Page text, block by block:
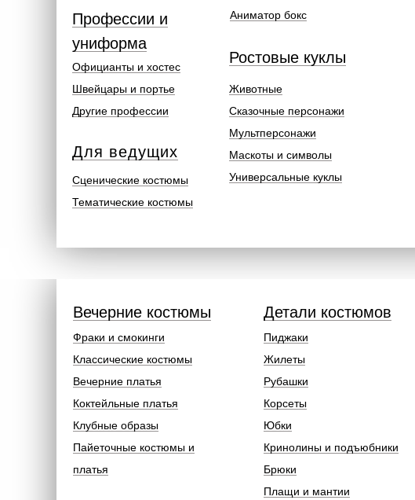
Официанты и хостес
Швейцары и портье
Другие профессии
Профессии и
униформа
Аниматор бокс
Ростовые куклы
Животные
Сказочные персонажи
Мультперсонажи
Маскоты и символы
Универсальные куклы
Сценические костюмы
Тематические костюмы
Для ведущих
Фраки и смокинги
Классические костюмы
Вечерние платья
Коктейльные платья
Клубные образы
Пайеточные костюмы и
платья
Пиджаки
Жилеты
Рубашки
Корсеты
Юбки
Кринолины и подъюбники
Брюки
Плащи и мантии
Вечерние костюмы Детали костюмов